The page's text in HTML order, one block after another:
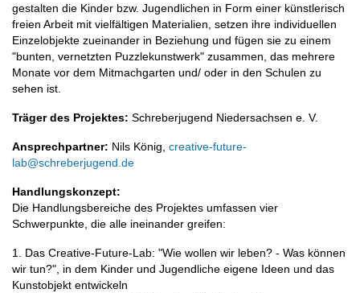
gestalten die Kinder bzw. Jugendlichen in Form einer künstlerisch
freien Arbeit mit vielfältigen Materialien, setzen ihre individuellen
Einzelobjekte zueinander in Beziehung und fügen sie zu einem
"bunten, vernetzten Puzzlekunstwerk" zusammen, das mehrere
Monate vor dem Mitmachgarten und/ oder in den Schulen zu
sehen ist.
Träger des Projektes: Schreberjugend Niedersachsen e. V.
Ansprechpartner: Nils König, creative-future-
lab@schreberjugend.de
Handlungskonzept:
Die Handlungsbereiche des Projektes umfassen vier
Schwerpunkte, die alle ineinander greifen:
1. Das Creative-Future-Lab: "Wie wollen wir leben? - Was können
wir tun?", in dem Kinder und Jugendliche eigene Ideen und das
Kunstobjekt entwickeln